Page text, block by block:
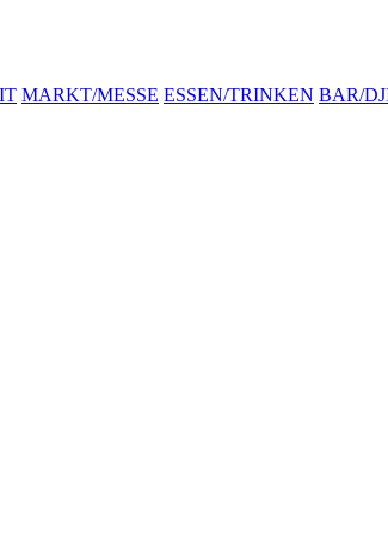
MARKT/MESSE ESSEN/TRINKEN BAR/